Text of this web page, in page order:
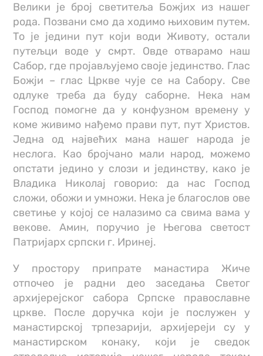
Велики је број светитеља Божјих из нашег
рода. Позвани смо да ходимо њиховим путем.
То је једини пут који води Животу, остали
путељци воде у смрт. Овде отварамо наш
Сабор, где пројављујемо своје јединство. Глас
Божји – глас Цркве чује се на Сабору. Све
одлуке треба да буду саборне. Нека нам
Господ помогне да у конфузном времену у
коме живимо нађемо прави пут, пут Христов.
Једна од највећих мана нашег народа је
неслога. Као бројчано мали народ, можемо
опстати једино у слози и јединству, како је
Владика Николај говорио: да нас Господ
сложи, обожи и умножи. Нека је благослов ове
светиње у којој се налазимо са свима вама у
векове. Амин, поручио је Његова светост
Патријарх српски г. Иринеј.
У простору припрате манастира Жиче
отпочео је радни део заседања Светог
архијерејског сабора Српске православне
цркве. После доручка који је послужен у
манастирској трпезарији, архијереји су у
манастирском конаку, који је сведок